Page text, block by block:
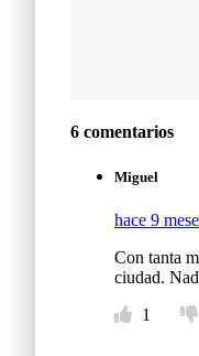
6 comentarios
Miguel
hace 9
Con tanta
ciudad.
1